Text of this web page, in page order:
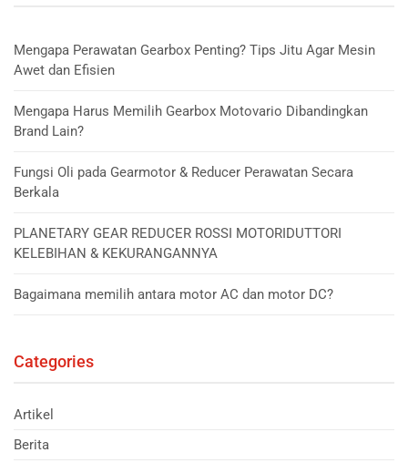
Mengapa Perawatan Gearbox Penting? Tips Jitu Agar Mesin
Awet dan Efisien
Mengapa Harus Memilih Gearbox Motovario Dibandingkan
Brand Lain?
Fungsi Oli pada Gearmotor & Reducer Perawatan Secara
Berkala
PLANETARY GEAR REDUCER ROSSI MOTORIDUTTORI
KELEBIHAN & KEKURANGANNYA
Bagaimana memilih antara motor AC dan motor DC?
Categories
Artikel
Berita